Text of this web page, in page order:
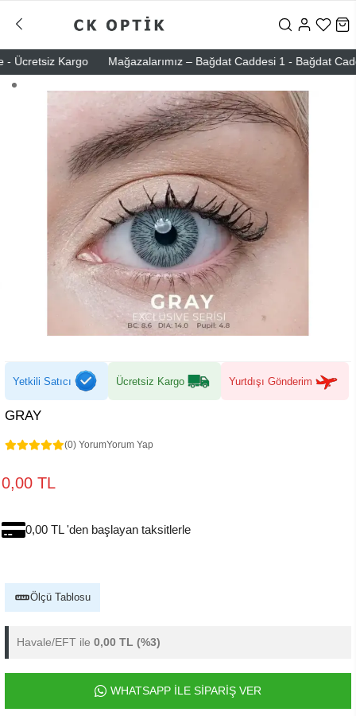
Kargo Mağazalarımız – Bağdat Caddesi 1 - Bağdat
Yetkili Satıcı Ücretsiz Kargo Yurtdışı Gönderim
GRAY
(0) YorumYorum Yap
0,00 TL
0,00 TL 'den başlayan taksitlerle
Ölçü Tablosu
Havale/EFT ile 0,00 TL (%3)
WHATSAPP İLE SİPARİŞ VER